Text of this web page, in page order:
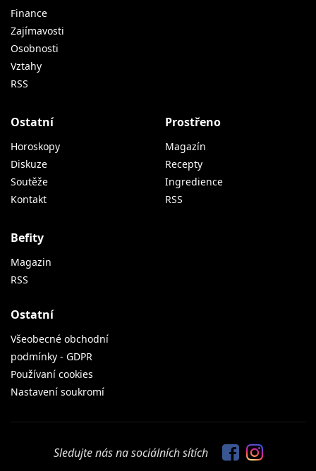
Finance
Zajímavosti
Osobnosti
Vztahy
RSS
Ostatní
Horoskopy
Diskuze
Soutěže
Kontakt
Prostřeno
Magazín
Recepty
Ingredience
RSS
Befity
Magazin
RSS
Ostatní
Všeobecné obchodní
podmínky - GDPR
Používaní cookies
Nastavení soukromí
Sledujte nás na sociálních sítích